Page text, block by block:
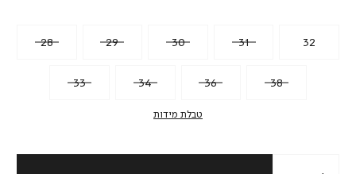
28 29 30 31 32
33 34 36 38
טבלת מידות